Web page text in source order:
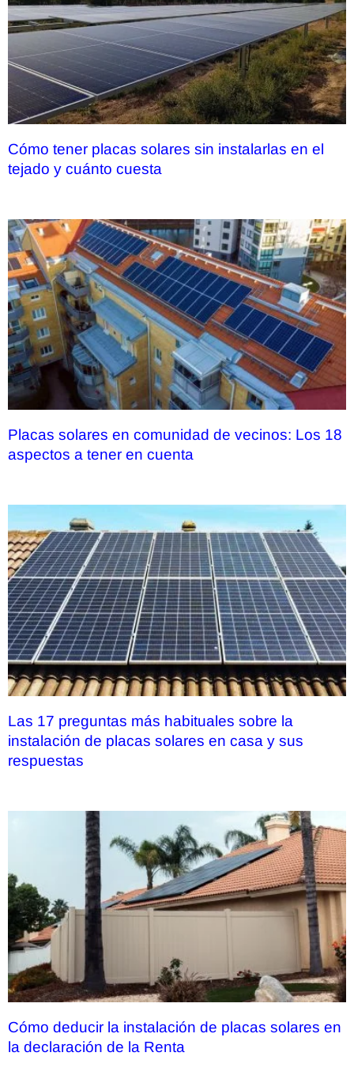
Cómo tener placas solares sin instalarlas en el
tejado y cuánto cuesta
Placas solares en comunidad de vecinos: Los 18
aspectos a tener en cuenta
Las 17 preguntas más habituales sobre la
instalación de placas solares en casa y sus
respuestas
Cómo deducir la instalación de placas solares en
la declaración de la Renta